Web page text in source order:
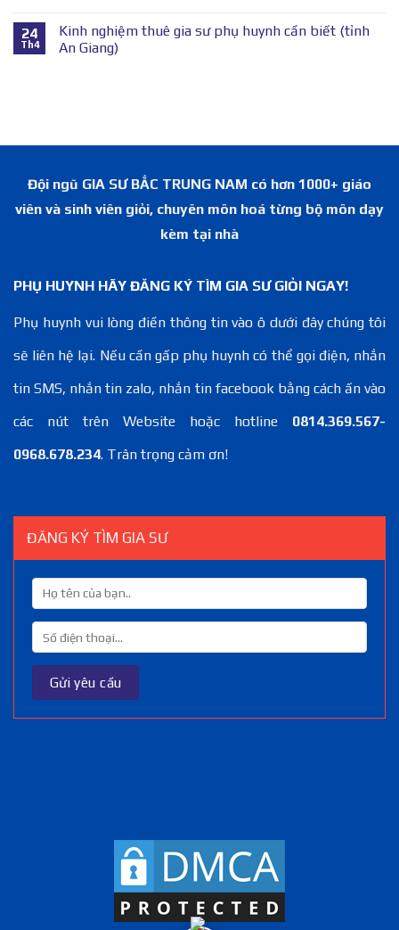
24
Th4
Kinh nghiệm thuê gia sư phụ huynh cần biết (tỉnh
An Giang)
Đội ngũ GIA SƯ BẮC TRUNG NAM có hơn 1000+ giáo
viên và sinh viên giỏi, chuyên môn hoá từng bộ môn dạy
kèm tại nhà
PHỤ HUYNH HÃY ĐĂNG KÝ TÌM GIA SƯ GIỎI NGAY!
Phụ huynh vui lòng điền thông tin vào ô dưới đây chúng tôi
sẽ liên hệ lại. Nếu cần gấp phụ huynh có thể gọi điện, nhắn
tin SMS, nhắn tin zalo, nhắn tin facebook bằng cách ấn vào
các nút trên Website hoặc hotline 0814.369.567-
0968.678.234. Trân trọng cảm ơn!
ĐĂNG KÝ TÌM GIA SƯ